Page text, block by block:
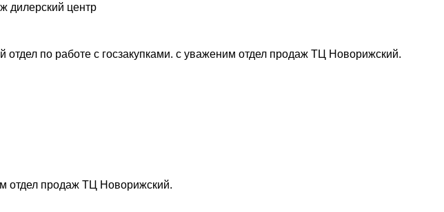
дилерский центр
по работе с госзакупками. с уваженим отдел продаж ТЦ Новорижский.
отдел продаж ТЦ Новорижский.